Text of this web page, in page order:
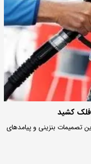
کشید
تصمیمات بنزینی و پیامدهای